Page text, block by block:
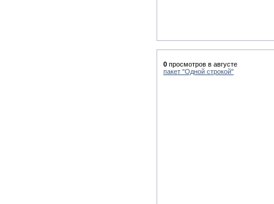
0 просмотров в августе
пакет "Одной строкой"